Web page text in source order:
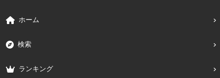
ホーム
検索
ランキング